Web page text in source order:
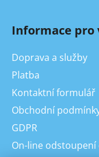
Informace pro
Doprava a služby
Platba
Kontaktní formulář
Obchodní
GDPR
On-line